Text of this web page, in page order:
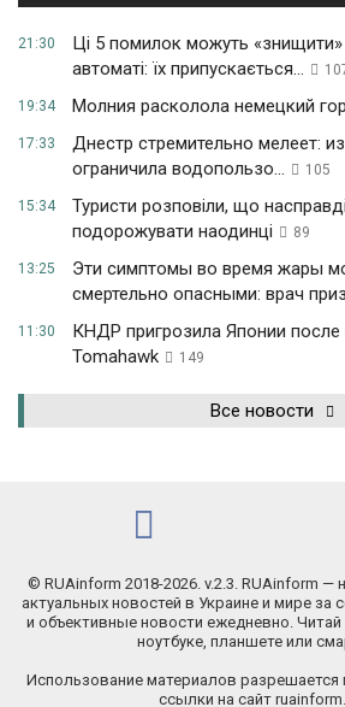
21:30
Ці 5 помилок можуть «знищити»
автоматі: їх припускається...
19:34 Молния расколола немецкий
17:33
Днестр стремительно мелеет:
ограничила водопользо...
105
15:34
Туристи розповіли, що
подорожувати наодинці
89
13:25
Эти симптомы во время жары
смертельно опасными: врач
11:30
КНДР пригрозила Японии после
Tomahawk
149
Все новости
© RUAinform 2018-2026. v.2.3. RUAinform —
актуальных новостей в Украине и мире за
и объективные новости ежедневно.
ноутбуке, планшете или
Использование материалов разрешается
ссылки на сайт